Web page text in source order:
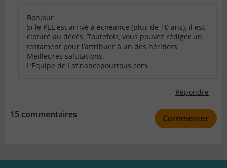
Bonjour
Si le PEL est arrivé à échéance (plus de 10 ans), il est
cloturé au décès. Toutefois, vous pouvez rédiger un
testament pour l’attribuer à un des héritiers.
Meilleures salutations.
L’Equipe de Lafinancepourtous.com
Répondre
15 commentaires Commenter